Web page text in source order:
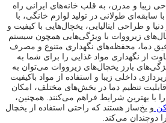
زیبا و مدرن، به قلب خانه‌های ایرانی راه
با سابقه‌ای طولانی در تولید لوازم خانگی، با
و طراحی ایتالیایی، یخچال‌هایی با کیفیت و
زیرووات با ویژگی‌هایی همچون سیستم
دما، محفظه‌های نگهداری متنوع و مصرف
از نگهداری مواد غذایی را برای شما به
بارز یخچال‌های زیرووات می‌توان به
داخلی زیبا و استفاده از مواد باکیفیت
قابلیت تنظیم دما در بخش‌های مختلف، امکان
را با بهترین شرایط فراهم می‌کنند. همچنین،
و یخ‌ساز هستند که راحتی استفاده از یخچال
را دوچندان می‌کند.